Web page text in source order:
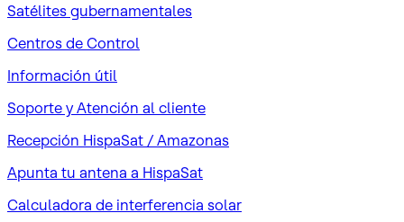
Satélites gubernamentales
Centros de Control
Información útil
Soporte y Atención al cliente
Recepción HispaSat / Amazonas
Apunta tu antena a HispaSat
Calculadora de interferencia solar